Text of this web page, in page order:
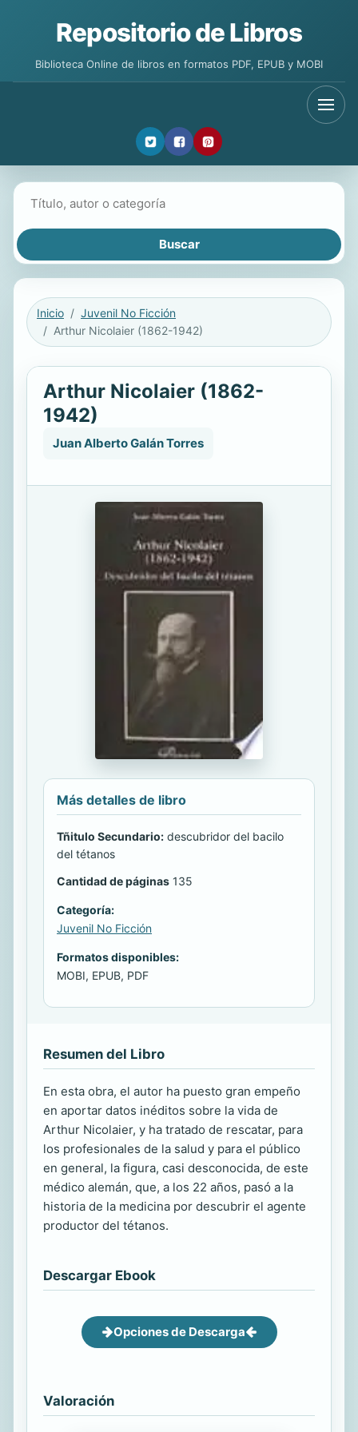
Repositorio de Libros
Biblioteca Online de libros en formatos PDF, EPUB y MOBI
Inicio
Juvenil No Ficción
Arthur Nicolaier (1862-1942)
Arthur Nicolaier (1862-
1942)
Juan Alberto Galán Torres
Más detalles de libro
Tñitulo Secundario: descubridor del bacilo
del tétanos
Cantidad de páginas 135
Categoría:
Juvenil No Ficción
Formatos disponibles:
MOBI, EPUB, PDF
Resumen del Libro
En esta obra, el autor ha puesto gran empeño
en aportar datos inéditos sobre la vida de
Arthur Nicolaier, y ha tratado de rescatar, para
los profesionales de la salud y para el público
en general, la figura, casi desconocida, de este
médico alemán, que, a los 22 años, pasó a la
historia de la medicina por descubrir el agente
productor del tétanos.
Descargar Ebook
Opciones de Descarga
Valoración